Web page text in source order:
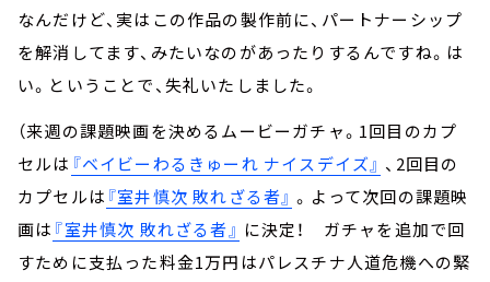
なんだけど、実はこの作品の製作前に、パートナーシップ
を解消してます、みたいなのがあったりするんですね。は
い。ということで、失礼いたしました。
（来週の課題映画を決めるムービーガチャ。1回目のカプ
セルは 『ベイビーわるきゅーれ ナイスデイズ』 、2回目の
カプセルは 『室井慎次 敗れざる者』 。よって次回の課題映
画は 『室井慎次 敗れざる者』 に決定！ ガチャを追加で回
すために支払った料金1万円はパレスチナ人道危機への緊